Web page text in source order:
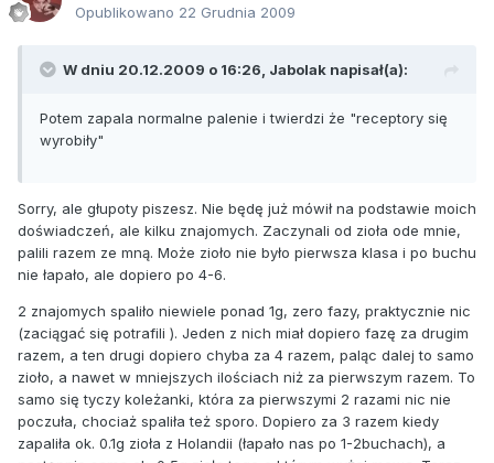
Opublikowano 22 Grudnia 2009
W dniu 20.12.2009 o 16:26, Jabolak napisał(a):
Potem zapala normalne palenie i twierdzi że "receptory się
wyrobiły"
Sorry, ale głupoty piszesz. Nie będę już mówił na podstawie moich
doświadczeń, ale kilku znajomych. Zaczynali od zioła ode mnie,
palili razem ze mną. Może zioło nie było pierwsza klasa i po buchu
nie łapało, ale dopiero po 4-6.
2 znajomych spaliło niewiele ponad 1g, zero fazy, praktycznie nic
(zaciągać się potrafili ). Jeden z nich miał dopiero fazę za drugim
razem, a ten drugi dopiero chyba za 4 razem, paląc dalej to samo
zioło, a nawet w mniejszych ilościach niż za pierwszym razem. To
samo się tyczy koleżanki, która za pierwszymi 2 razami nic nie
poczuła, chociaż spaliła też sporo. Dopiero za 3 razem kiedy
zapaliła ok. 0.1g zioła z Holandii (łapało nas po 1-2buchach), a